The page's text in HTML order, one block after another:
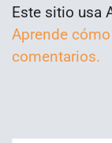
Este sitio usa
Aprende
comentarios.